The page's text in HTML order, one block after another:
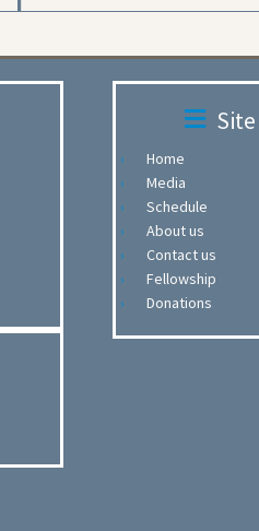
Home
Media
Schedule
About us
Contact us
Fellowship
Donations